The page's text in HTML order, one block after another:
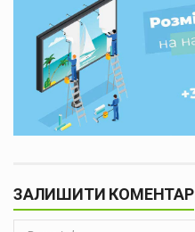
ЗАЛИШИТИ КОМЕНТАР